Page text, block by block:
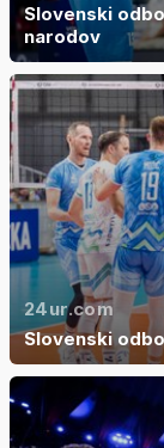
Slovenski
narodov
24ur.com
Slovenski